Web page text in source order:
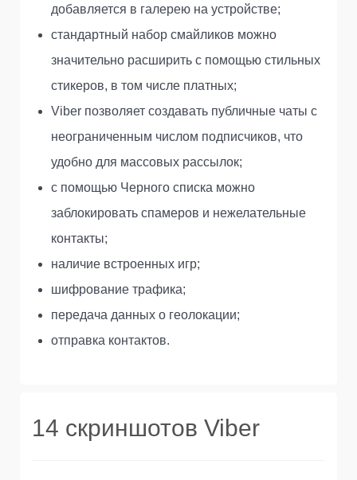
добавляется в галерею на устройстве;
стандартный набор смайликов можно
значительно расширить с помощью стильных
стикеров, в том числе платных;
Viber позволяет создавать публичные чаты с
неограниченным числом подписчиков, что
удобно для массовых рассылок;
с помощью Черного списка можно
заблокировать спамеров и нежелательные
контакты;
наличие встроенных игр;
шифрование трафика;
передача данных о геолокации;
отправка контактов.
14 скриншотов Viber